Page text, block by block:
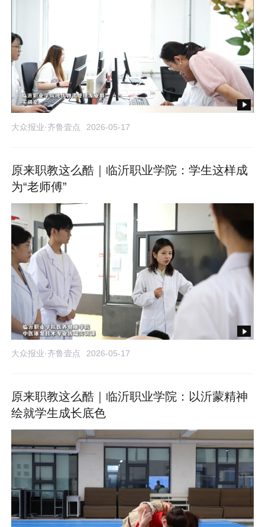
大众报业·齐鲁壹点 2026-05-17
原来职教这么酷｜临沂职业学院：学生这样成
为“老师傅”
大众报业·齐鲁壹点 2026-05-17
原来职教这么酷｜临沂职业学院：以沂蒙精神
绘就学生成长底色